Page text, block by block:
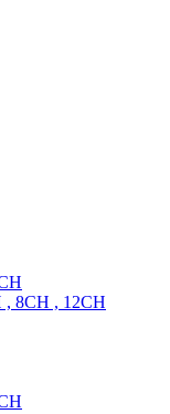
, 8CH , 12CH